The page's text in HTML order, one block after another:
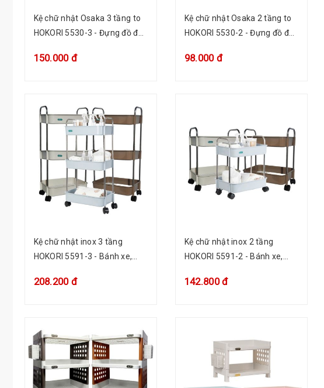
Kệ chữ nhật Osaka 3 tầng to
HOKORI 5530-3 - Đựng đồ đa
150.000 đ
Kệ chữ nhật Osaka 2 tầng to
HOKORI 5530-2 - Đựng đồ đa
98.000 đ
Kệ chữ nhật inox 3 tầng
HOKORI 5591-3 - Bánh xe,
208.200 đ
Kệ chữ nhật inox 2 tầng
HOKORI 5591-2 - Bánh xe,
142.800 đ